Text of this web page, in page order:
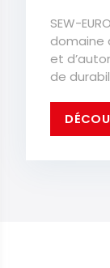
SEW-
domaine
et
de